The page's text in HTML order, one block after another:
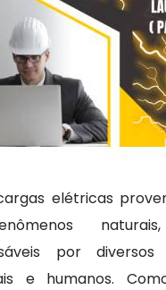
elétricas
por diversos
e humanos.